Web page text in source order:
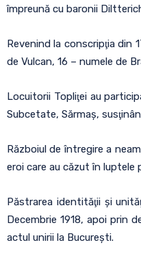
împreună cu baronii
Revenind la conscripţia din
de Vulcan, 16 – numele de
Locuitorii Topliţei au
Subcetate, Sărmaş,
Războiul de întregire a
eroi care au căzut în luptele
Păstrarea identităţii şi
Decembrie 1918, apoi prin
actul unirii la Bucureşti.